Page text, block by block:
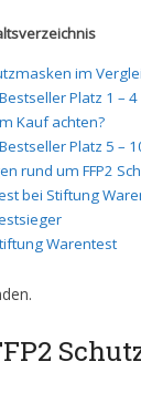
im
Platz 1 – 4
Kauf achten?
Platz 5 –
rund um FFP2
bei Stiftung
Warentest